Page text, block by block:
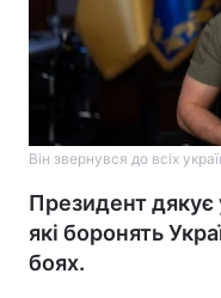
Він звернувся до всіх
Президент дякує
які боронять
боях.